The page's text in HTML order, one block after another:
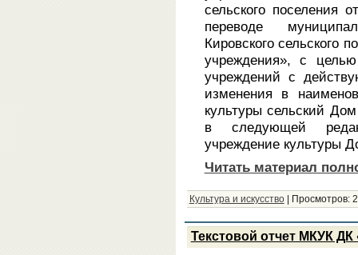
сельского
переводе
Кировского сельского
учреждения», с
учреждений с
изменения в
культуры сельский
в следующей
учреждение культуры
Читать материал
Культура и искусство| Просмотров:
Текстовой отчет МКУК ДК